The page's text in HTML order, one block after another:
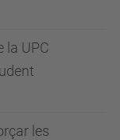
la UPC
les